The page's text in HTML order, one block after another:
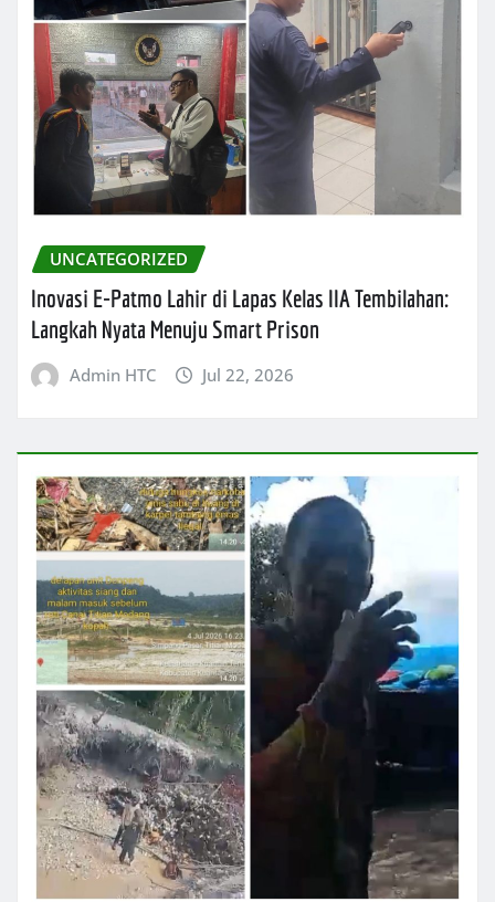
UNCATEGORIZED
Inovasi E-Patmo Lahir di Lapas Kelas IIA Tembilahan:
Langkah Nyata Menuju Smart Prison
Admin HTC Jul 22, 2026